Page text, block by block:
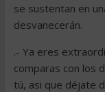
se sustentan en
desvanecerán.
.- Ya eres
comparas con los
tú, asi que déjate